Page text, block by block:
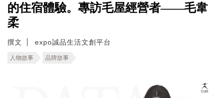
的住宿體驗。專訪毛屋經營者——毛韋
柔
撰文 expo誠品生活文創平台
人物故事 品牌故事